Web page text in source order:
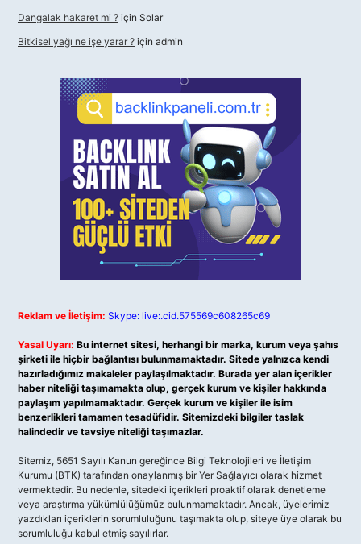
Dangalak hakaret mi ? için Solar
Bitkisel yağı ne işe yarar ? için admin
Reklam ve İletişim: Skype: live:.cid.575569c608265c69
Yasal Uyarı: Bu internet sitesi, herhangi bir marka, kurum veya şahıs
şirketi ile hiçbir bağlantısı bulunmamaktadır. Sitede yalnızca kendi
hazırladığımız makaleler paylaşılmaktadır. Burada yer alan içerikler
haber niteliği taşımamakta olup, gerçek kurum ve kişiler hakkında
paylaşım yapılmamaktadır. Gerçek kurum ve kişiler ile isim
benzerlikleri tamamen tesadüfidir. Sitemizdeki bilgiler taslak
halindedir ve tavsiye niteliği taşımazlar.
Sitemiz, 5651 Sayılı Kanun gereğince Bilgi Teknolojileri ve İletişim
Kurumu (BTK) tarafından onaylanmış bir Yer Sağlayıcı olarak hizmet
vermektedir. Bu nedenle, sitedeki içerikleri proaktif olarak denetleme
veya araştırma yükümlülüğümüz bulunmamaktadır. Ancak, üyelerimiz
yazdıkları içeriklerin sorumluluğunu taşımakta olup, siteye üye olarak bu
sorumluluğu kabul etmiş sayılırlar.